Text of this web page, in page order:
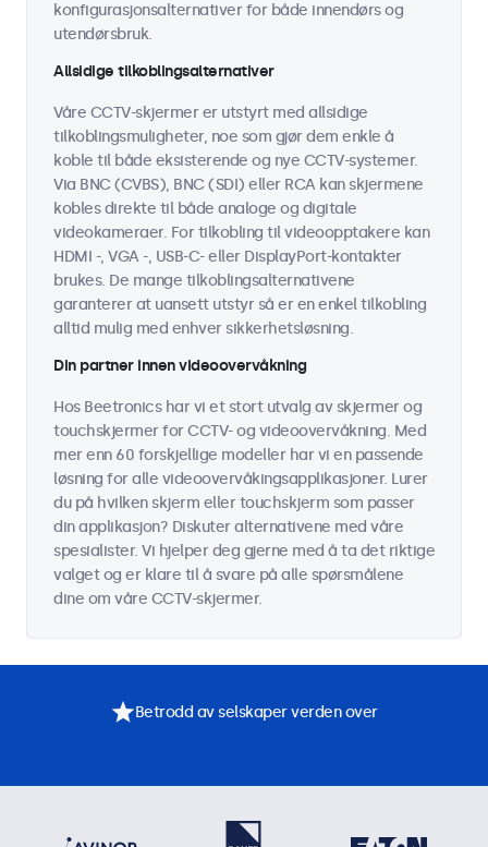
konfigurasjonsalternativer for både innendørs og
utendørsbruk.
Allsidige tilkoblingsalternativer
Våre CCTV-skjermer er utstyrt med allsidige
tilkoblingsmuligheter, noe som gjør dem enkle å
koble til både eksisterende og nye CCTV-systemer.
Via BNC (CVBS), BNC (SDI) eller RCA kan skjermene
kobles direkte til både analoge og digitale
videokameraer. For tilkobling til videoopptakere kan
HDMI -, VGA -, USB-C- eller DisplayPort-kontakter
brukes. De mange tilkoblingsalternativene
garanterer at uansett utstyr så er en enkel tilkobling
alltid mulig med enhver sikkerhetsløsning.
Din partner innen videoovervåkning
Hos Beetronics har vi et stort utvalg av skjermer og
touchskjermer for CCTV- og videoovervåkning. Med
mer enn 60 forskjellige modeller har vi en passende
løsning for alle videoovervåkingsapplikasjoner. Lurer
du på hvilken skjerm eller touchskjerm som passer
din applikasjon? Diskuter alternativene med våre
spesialister. Vi hjelper deg gjerne med å ta det riktige
valget og er klare til å svare på alle spørsmålene
dine om våre CCTV-skjermer.
Betrodd av selskaper verden over